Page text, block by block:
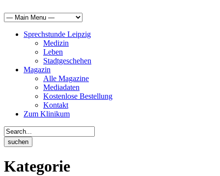
Sprechstunde Leipzig
Medizin
Leben
Stadtgeschehen
Magazin
Alle Magazine
Mediadaten
Kostenlose Bestellung
Kontakt
Zum Klinikum
Kategorie